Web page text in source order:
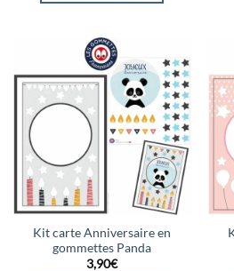
Kit carte Anniversaire en
gommettes Panda
3,90€